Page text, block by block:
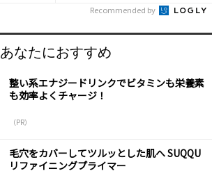
Recommended by
あなたにおすすめ
整い系エナジードリンクでビタミンも栄養素
も効率よくチャージ！
（PR）
毛穴をカバーしてツルッとした肌へ SUQQU
リファイニングプライマー